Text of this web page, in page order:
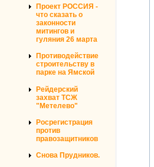
Проект РОССИЯ -
что сказать о
законности
митингов и
гуляния 26 марта
Противодействие
строительству в
парке на Ямской
Рейдерский
захват ТСЖ
"Метелево"
Росрегистрация
против
правозащитников
Снова Прудников.